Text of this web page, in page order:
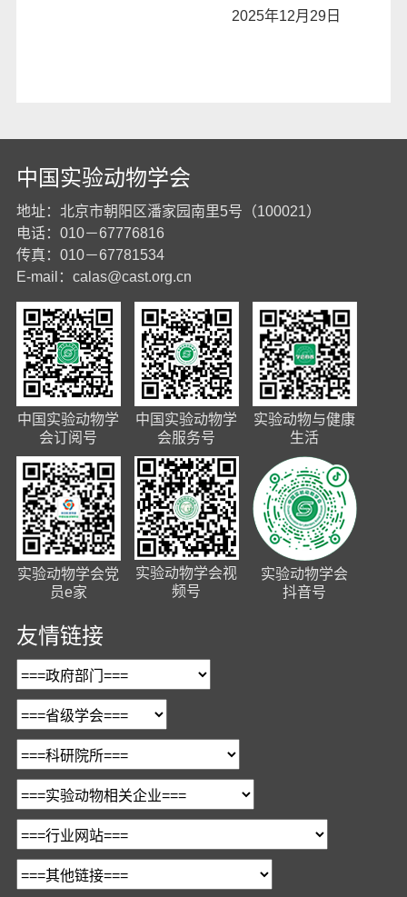
2025年12月29日
中国实验动物学会
地址：北京市朝阳区潘家园南里5号（100021）
电话：010－67776816
传真：010－67781534
E-mail： calas@cast.org.cn
中国实验动物学
会订阅号
中国实验动物学
会服务号
实验动物与健康
生活
实验动物学会党
员e家
实验动物学会视
频号
实验动物学会
抖音号
友情链接